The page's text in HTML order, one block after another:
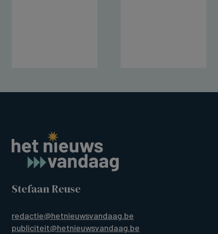
Stefaan Reuse
redactie@hetnieuwsvandaag.be
publiciteit@hetnieuwsvandaag.be